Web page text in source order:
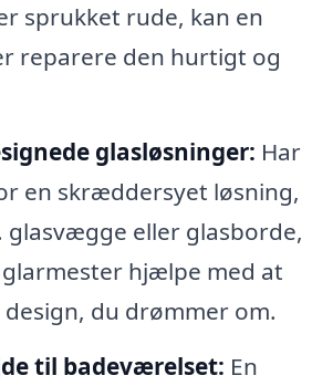
sprukket rude, kan en
reparere den hurtigt og
glasløsninger: Har
en skræddersyet løsning,
glasvægge eller glasborde,
glarmester hjælpe med at
design, du drømmer om.
til badeværelset: En